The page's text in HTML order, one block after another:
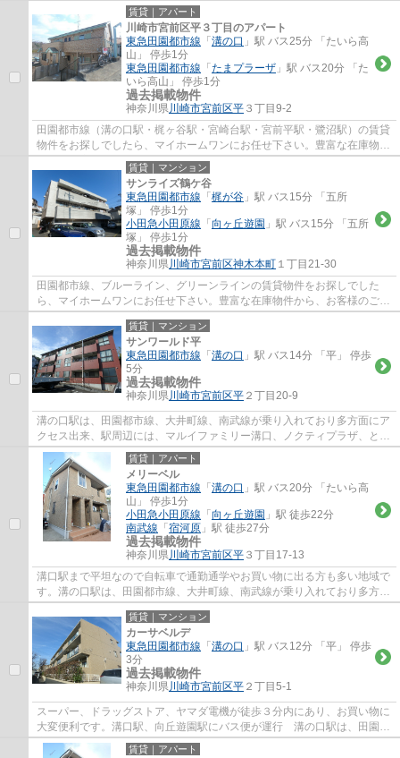
ったデパートやレストラン街、イトーヨー...
賃貸｜アパート
川崎市宮前区平３丁目のアパート
東急田園都市線 「 溝の口 」駅 バス25分 「たいら高
山」 停歩1分
東急田園都市線 「 たまプラーザ 」駅 バス20分 「た
いら高山」 停歩1分
過去掲載物件
神奈川県川崎市宮前区平 ３丁目9-2
田園都市線（溝の口駅・梶ヶ谷駅・宮崎台駅・宮前平駅・鷺沼駅）の賃貸
物件をお探しでしたら、マイホームワンにお任せ下さい。豊富な在庫物件
から、お客様のご要望に合うお部屋をご提...
賃貸｜マンション
サンライズ鶴ケ谷
東急田園都市線 「 梶が谷 」駅 バス15分 「五所
塚」 停歩1分
小田急小田原線 「 向ヶ丘遊園 」駅 バス15分 「五所
塚」 停歩1分
過去掲載物件
神奈川県川崎市宮前区神木本町 １丁目21-30
田園都市線、ブルーライン、グリーンラインの賃貸物件をお探しでした
ら、マイホームワンにお任せ下さい。豊富な在庫物件から、お客様のご要
望に合うお部屋をご提案致します。
賃貸｜マンション
サンワールド平
東急田園都市線 「 溝の口 」駅 バス14分 「平」 停歩
5分
過去掲載物件
神奈川県川崎市宮前区平 ２丁目20-9
溝の口駅は、田園都市線、大井町線、南武線が乗り入れており多方面にア
クセス出来、駅周辺には、マルイファミリー溝口、ノクティプラザ、とい
ったデパートやレストラン街、イトーヨー...
賃貸｜アパート
メリーベル
東急田園都市線 「 溝の口 」駅 バス20分 「たいら高
山」 停歩1分
小田急小田原線 「 向ヶ丘遊園 」駅 徒歩22分
南武線 「 宿河原 」駅 徒歩27分
過去掲載物件
神奈川県川崎市宮前区平 ３丁目17-13
溝口駅まで平坦なので自転車で通勤通学やお買い物に出る方も多い地域で
す。溝の口駅は、田園都市線、大井町線、南武線が乗り入れており多方面
にアクセス出来、駅周辺には、マルイファ...
賃貸｜マンション
カーサベルデ
東急田園都市線 「 溝の口 」駅 バス12分 「平」 停歩
3分
過去掲載物件
神奈川県川崎市宮前区平 ２丁目5-1
スーパー、ドラッグストア、ヤマダ電機が徒歩３分内にあり、お買い物に
大変便利です。溝口駅、向丘遊園駅にバス便が運行 溝の口駅は、田園都
市線、大井町線、南武線が乗り入れており...
賃貸｜アパート